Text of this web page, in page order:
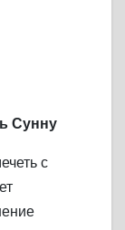
Сунну
с